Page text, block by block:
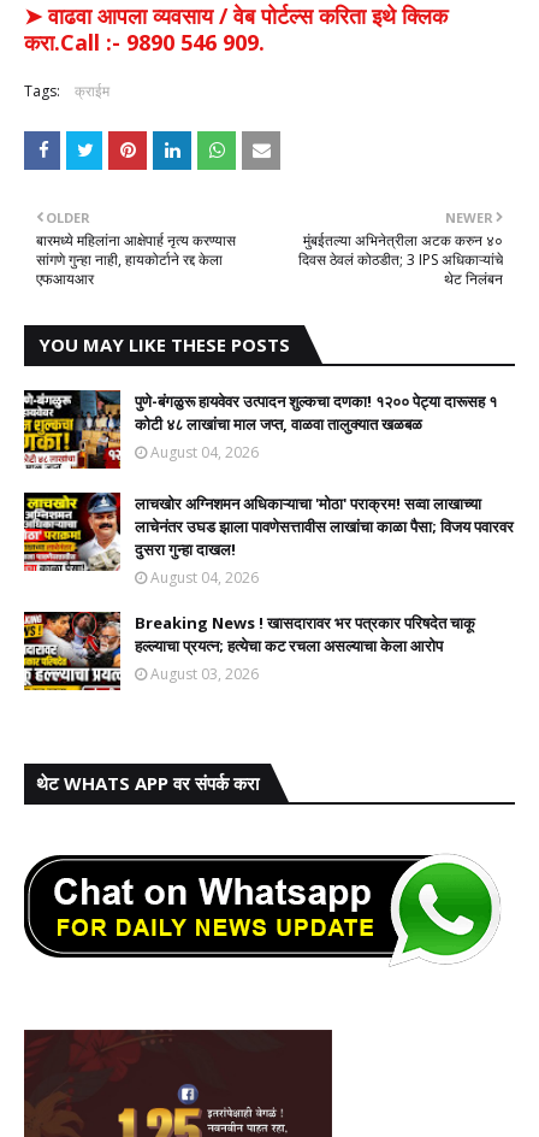
➤ वाढवा आपला व्यवसाय / वेब पोर्टल्स करिता इथे क्लिक
करा.Call :- 9890 546 909.
Tags: क्राईम
NEWER
मुंबईतल्या अभिनेत्रीला अटक करुन ४०
दिवस ठेवलं कोठडीत; 3 IPS अधिकाऱ्यांचे
थेट निलंबन
OLDER
बारमध्ये महिलांना आक्षेपार्ह नृत्य करण्यास
सांगणे गुन्हा नाही, हायकोर्टाने रद्द केला
एफआयआर
YOU MAY LIKE THESE POSTS
पुणे-बंगळुरू हायवेवर उत्पादन शुल्कचा दणका! १२०० पेट्या दारूसह १
कोटी ४८ लाखांचा माल जप्त, वाळवा तालुक्यात खळबळ
August 04, 2026
लाचखोर अग्निशमन अधिकाऱ्याचा 'मोठा' पराक्रम! सव्वा लाखाच्या
लाचेनंतर उघड झाला पावणेसत्तावीस लाखांचा काळा पैसा; विजय पवारवर
दुसरा गुन्हा दाखल!​
August 04, 2026
Breaking News ! खासदारावर भर पत्रकार परिषदेत चाकू
हल्ल्याचा प्रयत्न; हत्येचा कट रचला असल्याचा केला आरोप
August 03, 2026
थेट WHATS APP वर संपर्क करा